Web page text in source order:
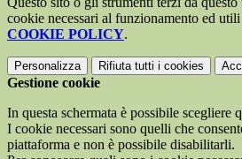
cookie necessari al funzionamento ed
COOKIE POLICY.
Personalizza Rifiuta tutti i cookies
Gestione cookie
In questa schermata è possibile scegliere
I cookie necessari sono quelli che
piattaforma e non è possibile disabilitarli.